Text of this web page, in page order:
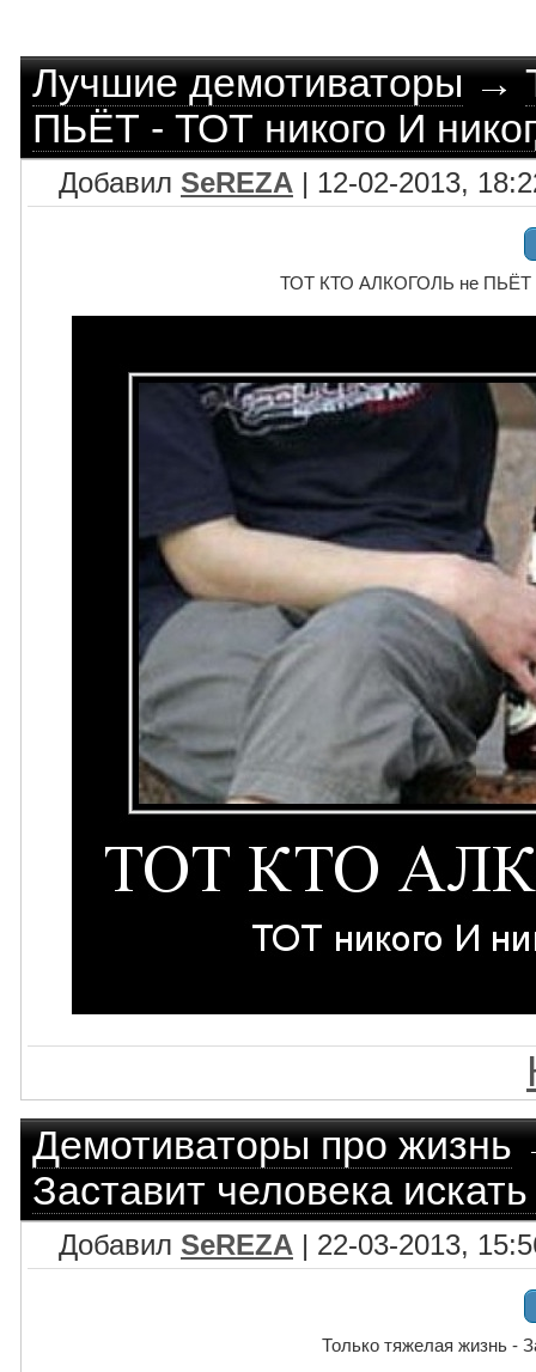
Лучшие демотиваторы→
ПЬЁТ - ТОТ никого И
Добавил SeREZA | 12-02-2013,
ТОТ КТО АЛКОГОЛЬ не ПЬЁТ -
Демотиваторы про жизнь
Заставит человека
Добавил SeREZA | 22-03-2013,
Только тяжелая жизнь -